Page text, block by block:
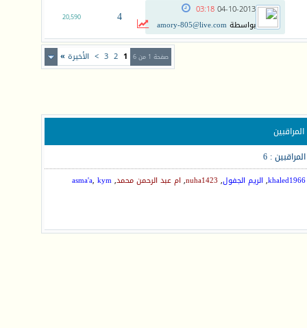
04-10-2013
03:18
بواسطةamory-805@live.com
4
20,590
صفحة 1 من 6 1
2
3
> الأخيرة »
المراقبين
المراقبين : 6
khaled1966
, الريم الجفول,
nuha1423
, ام عبد الرحمن محمد,
asma'a, kym